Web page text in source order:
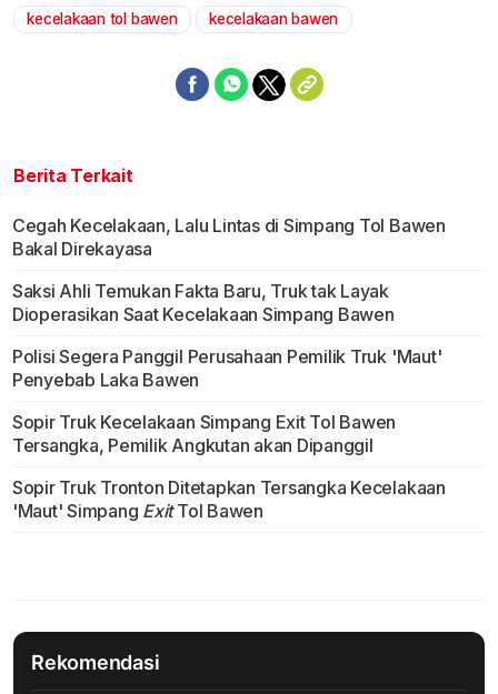
kecelakaan tol bawen kecelakaan bawen
Berita Terkait
Cegah Kecelakaan, Lalu Lintas di Simpang Tol Bawen
Bakal Direkayasa
Saksi Ahli Temukan Fakta Baru, Truk tak Layak
Dioperasikan Saat Kecelakaan Simpang Bawen
Polisi Segera Panggil Perusahaan Pemilik Truk 'Maut'
Penyebab Laka Bawen
Sopir Truk Kecelakaan Simpang Exit Tol Bawen
Tersangka, Pemilik Angkutan akan Dipanggil
Sopir Truk Tronton Ditetapkan Tersangka Kecelakaan
'Maut' Simpang ExitTol Bawen
Rekomendasi